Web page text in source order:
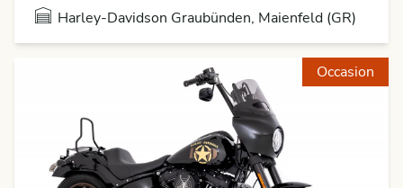
Harley-Davidson Graubünden, Maienfeld (GR)
Occasion